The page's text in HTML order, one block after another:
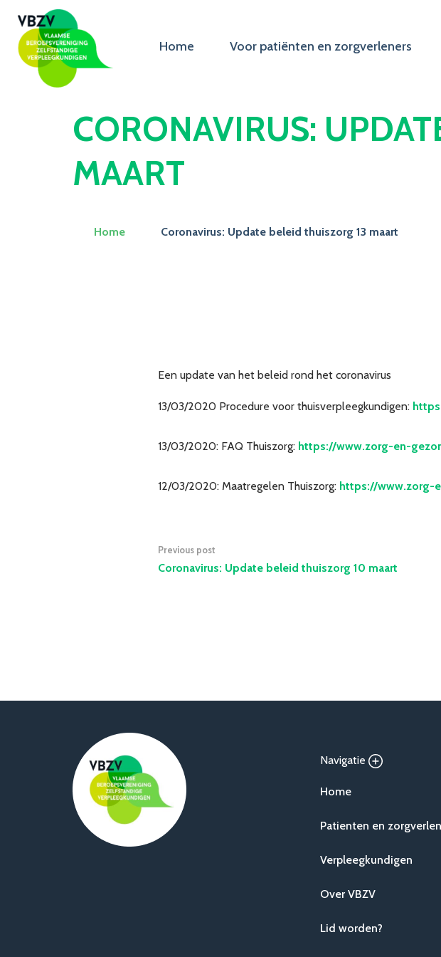
Home Voor patiënten en zorgverleners
CORONAVIRUS:
MAART
Home Coronavirus: Update beleid thuiszorg 13 maart
Een update van het beleid rond het coronavirus
13/03/2020 Procedure voor thuisverpleegkundigen:
13/03/2020: FAQ Thuiszorg: https://www.zorg-en-
12/03/2020: Maatregelen Thuiszorg: https://www.zorg-
Previous post
Coronavirus: Update beleid thuiszorg 10 maart
Navigatie
Home
Patienten en
Verpleegkundigen
Over VBZV
Lid worden?